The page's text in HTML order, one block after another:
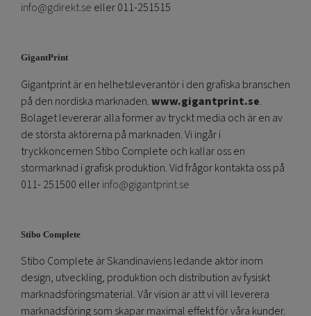
info@gdirekt.se eller 011-251515
GigantPrint
Gigantprint är en helhetsleverantör i den grafiska branschen
på den nordiska marknaden.www.gigantprint.se.
Bolaget levererar alla former av tryckt media och är en av
de största aktörerna på marknaden. Vi ingår i
tryckkoncernen Stibo Complete och kallar oss en
stormarknad i grafisk produktion. Vid frågor kontakta oss på
011- 251500 ellerinfo@gigantprint.se
Stibo Complete
Stibo Complete är Skandinaviens ledande aktör inom
design, utveckling, produktion och distribution av fysiskt
marknadsföringsmaterial. Vår vision är att vi vill leverera
marknadsföring som skapar maximal effekt för våra kunder.